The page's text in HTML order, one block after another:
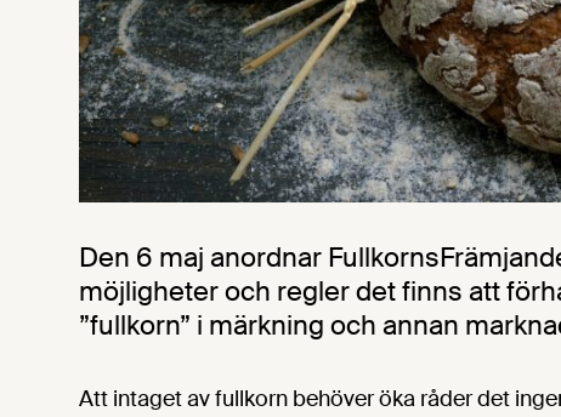
Den 6 maj anordnar
möjligheter och regler det finns att
”fullkorn” i märkning och annan
Att intaget av fullkorn behöver öka råder det